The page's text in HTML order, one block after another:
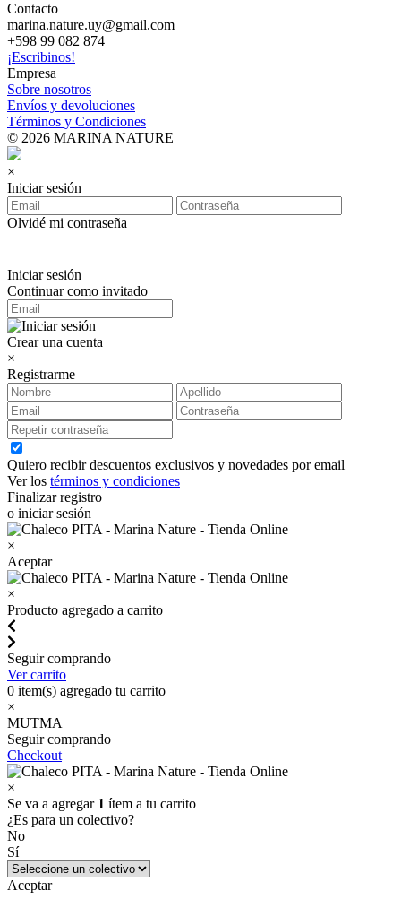
Contacto
marina.nature.uy@gmail.com
+598 99 082 874
¡Escribinos!
Empresa
Sobre nosotros
Envíos y devoluciones
Términos y Condiciones
© 2026 MARINA NATURE
×
Iniciar sesión
Olvidé mi contraseña
Iniciar sesión
Continuar como invitado
Crear una cuenta
×
Registrarme
Quiero recibir descuentos exclusivos y novedades por email
Ver los términos y condiciones
Finalizar registro
o iniciar sesión
×
Aceptar
×
Producto agregado a carrito
Seguir comprando
Ver carrito
0 item(s) agregado tu carrito
×
MUTMA
Seguir comprando
Checkout
×
Se va a agregar 1 ítem a tu carrito
¿Es para un colectivo?
No
Sí
Aceptar